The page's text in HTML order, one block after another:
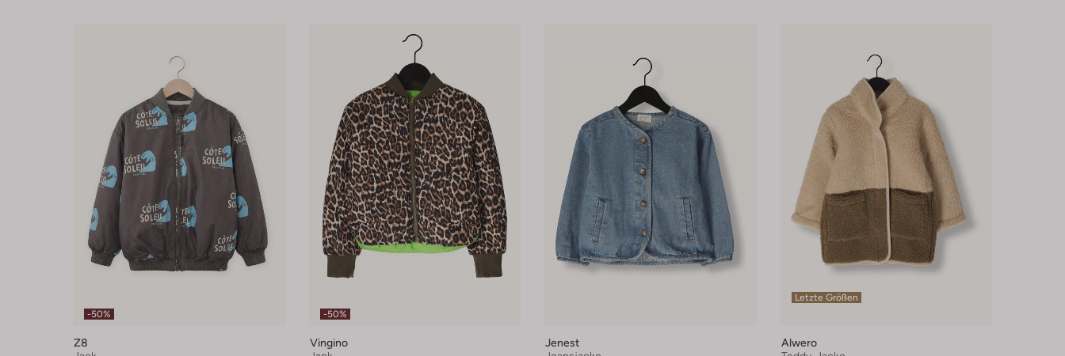
-50%
Z8
-50%
Vingino
Jenest
Letzte Größen
Alwero